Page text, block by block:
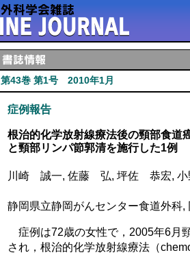
第43巻 第1号 2010年1月
症例報告
根治的化学放射線療法後の頸部食
と頸部リンパ節郭清を施行した1例
川崎 誠一, 佐藤 弘, 坪佐 恭宏,
静岡県立静岡がんセンター食道外
症例は72歳の女性で，2005年6月
され，根治的化学放射線療法（